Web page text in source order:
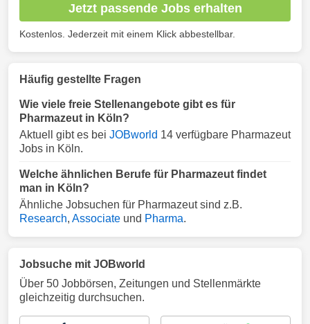
Jetzt passende Jobs erhalten
Kostenlos. Jederzeit mit einem Klick abbestellbar.
Häufig gestellte Fragen
Wie viele freie Stellenangebote gibt es für
Pharmazeut in Köln?
Aktuell gibt es bei JOBworld 14 verfügbare Pharmazeut
Jobs in Köln.
Welche ähnlichen Berufe für Pharmazeut findet
man in Köln?
Ähnliche Jobsuchen für Pharmazeut sind z.B.
Research, Associate und Pharma.
Jobsuche mit JOBworld
Über 50 Jobbörsen, Zeitungen und Stellenmärkte
gleichzeitig durchsuchen.